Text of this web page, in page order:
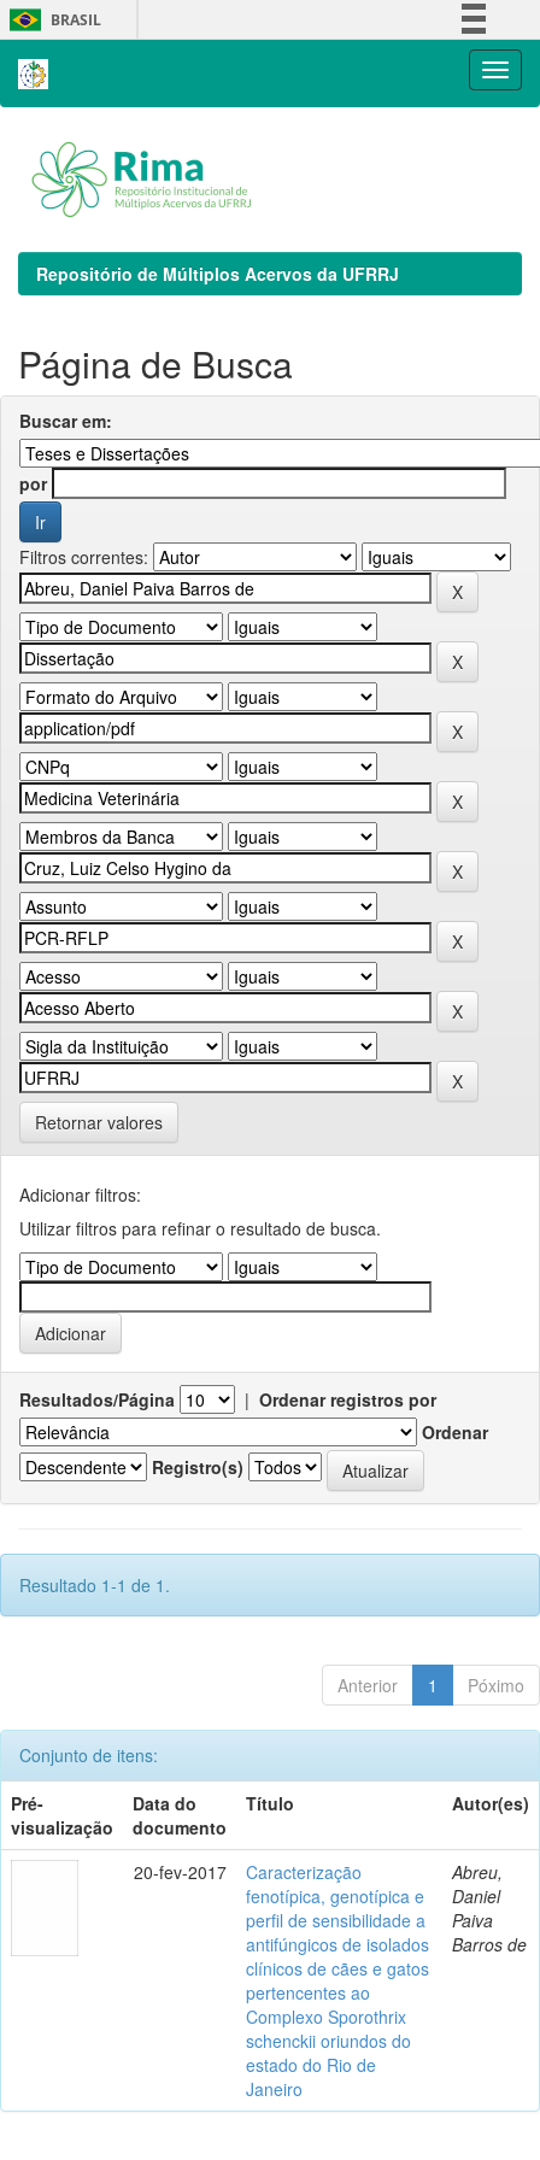
Skip
navigation
BRASIL
Repositório de Múltiplos Acervos da UFRRJ
Página de Busca
Buscar em:
por
Filtros correntes:
Retornar valores
Adicionar filtros:
Utilizar filtros para refinar o resultado de busca.
Resultados/Página | Ordenar registros por
Ordenar
Registro(s)
Resultado 1-1 de 1.
Anterior 1 Póximo
Conjunto de itens:
Pré-
visualização
Data do
documento
Título Autor(es)
20-fev-2017
Caracterização
fenotípica, genotípica e
perfil de sensibilidade a
antifúngicos de isolados
clínicos de cães e gatos
pertencentes ao
Complexo Sporothrix
schenckii oriundos do
estado do Rio de
Janeiro
Abreu,
Daniel
Paiva
Barros de